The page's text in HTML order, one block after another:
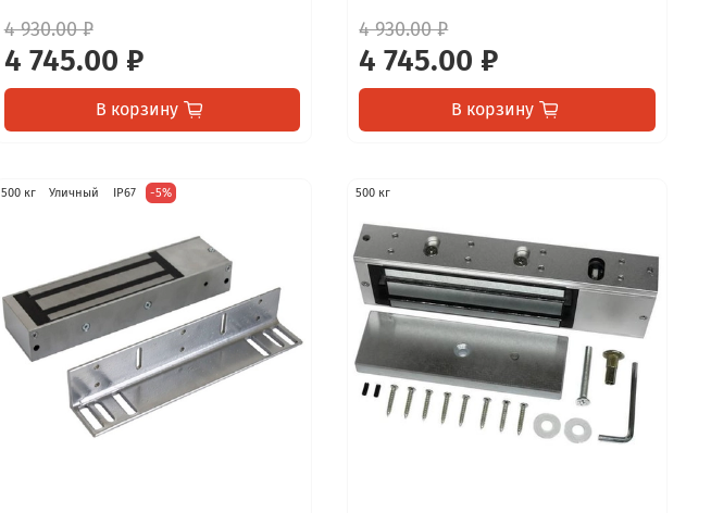
4 930.00 ₽
4 745.00 ₽
В корзину
4 930.00 ₽
4 745.00 ₽
В корзину
500 кг Уличный IP67 -5% 500 кг